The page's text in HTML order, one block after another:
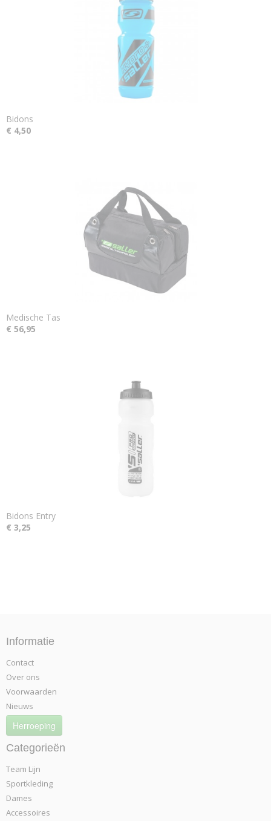
Bidons
€ 4,50
Medische Tas
€ 56,95
Bidons Entry
€ 3,25
Informatie
Contact
Over ons
Voorwaarden
Nieuws
Herroeping
Categorieën
Team Lijn
Sportkleding
Dames
Accessoires